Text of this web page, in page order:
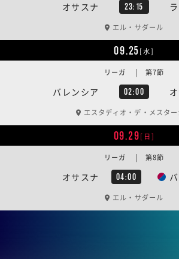
オサスナ 23:15
エル・サダール
09.25[水]
バレンシア 02:00
リーガ | 第7節
エスタディオ・デ・メスター
09.29[日]
オサスナ 04:00
リーガ | 第8節
エル・サダール